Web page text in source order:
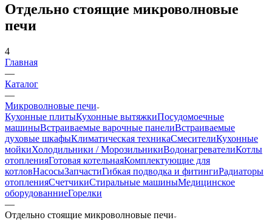
Отдельно стоящие микроволновые
печи
4
Главная
—
Каталог
—
Микроволновые печи
Кухонные плитыКухонные вытяжкиПосудомоечные
машиныВстраиваемые варочные панелиВстраиваемые
духовые шкафыКлиматическая техникаСмесителиКухонные
мойкиХолодильники / МорозильникиВодонагревателиКотлы
отопленияГотовая котельнаяКомплектующие для
котловНасосыЗапчастиГибкая подводка и фитингиРадиаторы
отопленияСчетчикиСтиральные машиныМедицинское
оборудованниеГорелки
—
Отдельно стоящие микроволновые печи